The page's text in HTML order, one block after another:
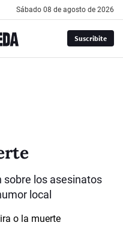
sábado 08 de agosto de 2026
Suscribite
sobre los asesinatos
local